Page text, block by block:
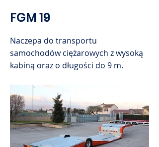
FGM 19
Naczepa do transportu
samochodów ciężarowych z wysoką
kabiną oraz o długości do 9 m.